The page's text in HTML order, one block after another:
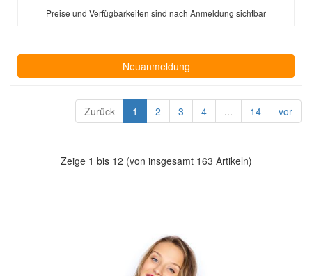
Preise und Verfügbarkeiten sind nach Anmeldung sichtbar
Neuanmeldung
Zurück 1 2 3 4 ... 14 vor
Zeige 1 bis 12 (von insgesamt 163 Artikeln)